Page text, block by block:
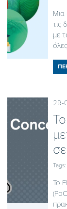
Μια
τις
με
29-
Tags:
Το